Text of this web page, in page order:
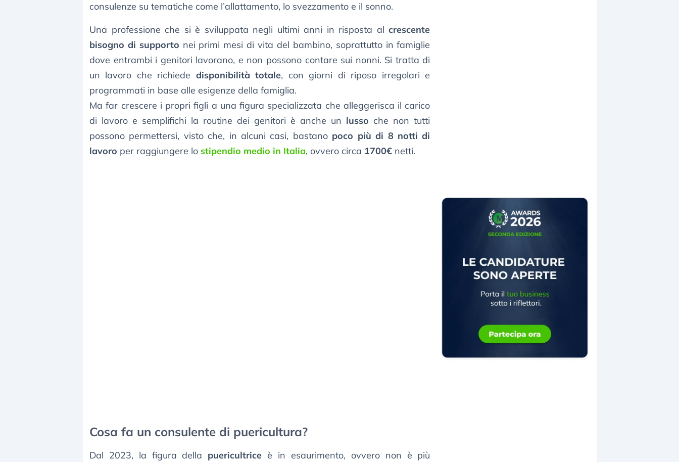
consulenze su tematiche come l’allattamento, lo svezzamento e il sonno.
Una professione che si è sviluppata negli ultimi anni in risposta alcrescente
bisogno di supporto nei primi mesi di vita del bambino, soprattutto in famiglie
dove entrambi i genitori lavorano, e non possono contare sui nonni. Si tratta di
un lavoro che richiede disponibilità totale, con giorni di riposo irregolari e
programmati in base alle esigenze della famiglia.
Ma far crescere i propri figli a una figura specializzata che alleggerisca il carico
di lavoro e semplifichi la routine dei genitori è anche un lusso che non tutti
possono permettersi, visto che, in alcuni casi, bastano poco più di 8 notti di
lavoro per raggiungere lo stipendio medio in Italia, ovvero circa 1700€ netti.
Cosa fa un consulente di puericultura?
Dal 2023, la figura della puericultrice è in esaurimento, ovvero non è più